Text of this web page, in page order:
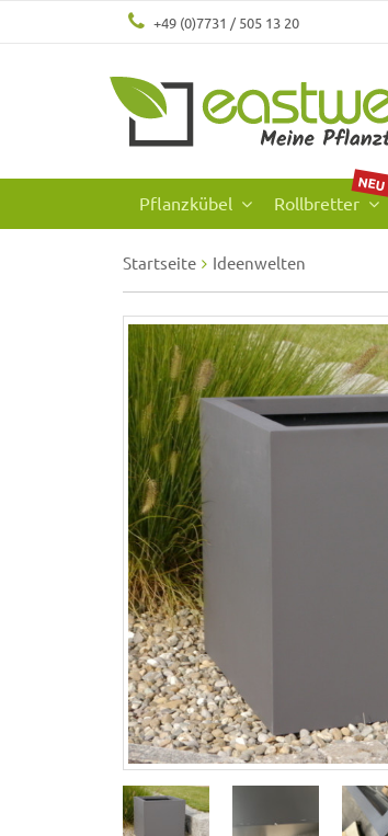
+49 (0)7731 / 505 13 20
Pflanzkübel Rollbretter
NEU
Startseite Ideenwelten